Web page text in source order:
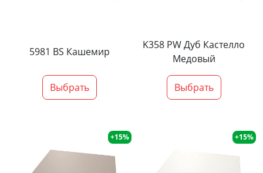
5981 BS Кашемир
Выбрать
K358 PW Дуб Кастелло
Медовый
Выбрать
+15% +15%